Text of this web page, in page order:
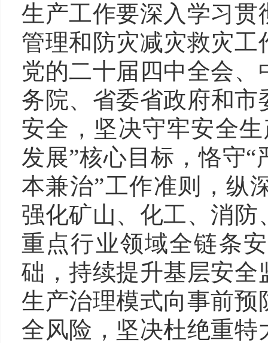
生产工作要深入学习贯
管理和防灾减灾救灾工
党的二十届四中全会
务院、 省委省政府和市
安全，坚决守牢安全
发展”核心目标，恪守
本兼治”工作准则，纵
强化矿山、化工、 消防
重点行业领域全链条
础，持续提升基层安全
生产治理模式向事前预
全风险，坚决杜绝重